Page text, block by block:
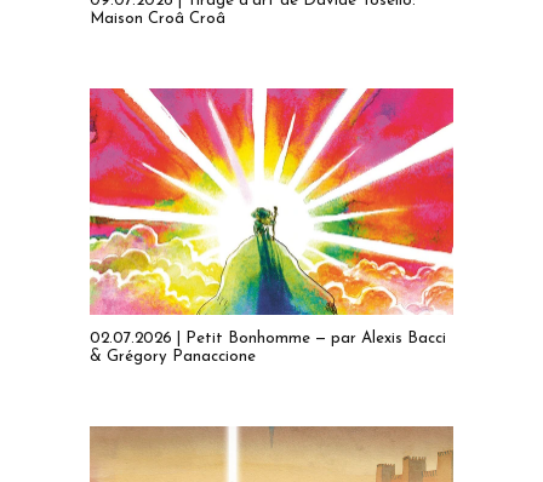
Maison Croâ Croâ
02.07.2026 | Petit Bonhomme — par Alexis Bacci
& Grégory Panaccione